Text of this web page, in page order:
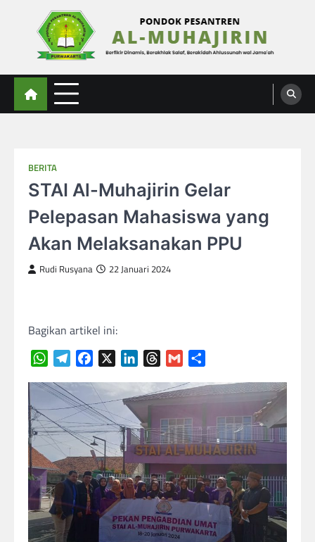
Al-Muhajirin
Berpikir Dinamis – Berakhlak Salaf – Berakidah Ahlussunah wal Jamaah
BERITA
STAI Al-Muhajirin Gelar
Pelepasan Mahasiswa yang
Akan Melaksanakan PPU
Rudi Rusyana 22 Januari 2024
Bagikan artikel ini:
WhatsAppTelegramFacebook LinkedInThreads
Gmail